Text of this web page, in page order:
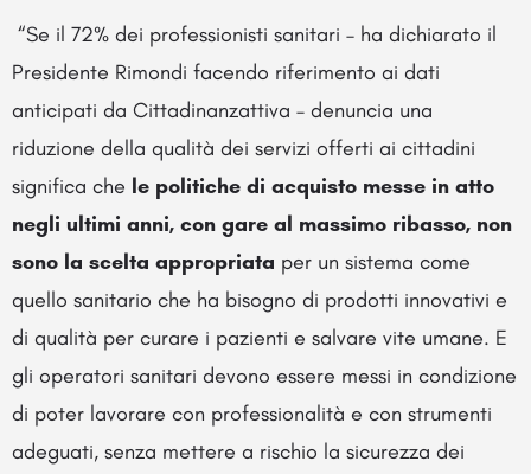
“Se il 72% dei professionisti sanitari – ha dichiarato il
Presidente Rimondi facendo riferimento ai dati
anticipati da Cittadinanzattiva – denuncia una
riduzione della qualità dei servizi offerti ai cittadini
significa che le politiche di acquisto messe in atto
negli ultimi anni, con gare al massimo ribasso, non
sono la scelta appropriata per un sistema come
quello sanitario che ha bisogno di prodotti innovativi e
di qualità per curare i pazienti e salvare vite umane. E
gli operatori sanitari devono essere messi in condizione
di poter lavorare con professionalità e con strumenti
adeguati, senza mettere a rischio la sicurezza dei